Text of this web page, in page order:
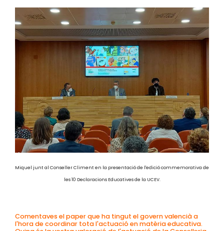
Miquel junt al Conseller Climent en la presentació de l'edició commemorativa de
les 10 Declaracions Educatives de la UCEV.
Comentaves el paper que ha tingut el govern valencià a
l'hora de coordinar tota l'actuació en matèria educativa.